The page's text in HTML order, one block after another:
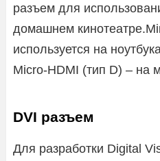
разъем для
домашнем
используется на
Micro-HDMI (тип D) – на
DVI разъем
Для разработки Digital